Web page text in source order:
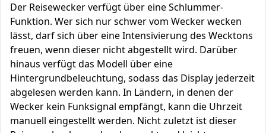
Der Reisewecker verfügt über eine Schlummer-
Funktion. Wer sich nur schwer vom Wecker wecken
lässt, darf sich über eine Intensivierung des Wecktons
freuen, wenn dieser nicht abgestellt wird. Darüber
hinaus verfügt das Modell über eine
Hintergrundbeleuchtung, sodass das Display jederzeit
abgelesen werden kann. In Ländern, in denen der
Wecker kein Funksignal empfängt, kann die Uhrzeit
manuell eingestellt werden. Nicht zuletzt ist dieser